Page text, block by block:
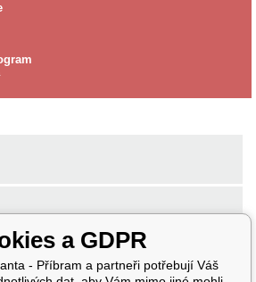
a GDPR
- Příbram a partneři potřebují Váš